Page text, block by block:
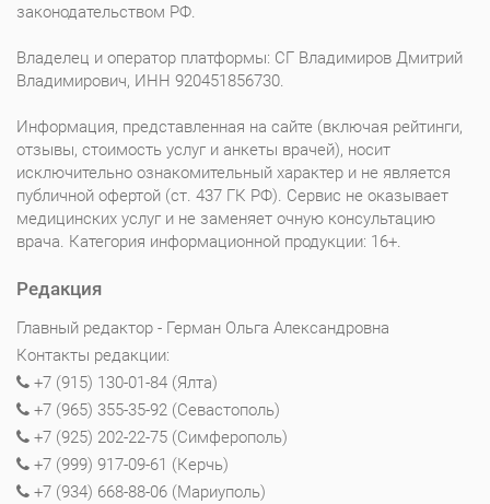
законодательством РФ.
Владелец и оператор платформы: СГ Владимиров Дмитрий
Владимирович, ИНН 920451856730.
Информация, представленная на сайте (включая рейтинги,
отзывы, стоимость услуг и анкеты врачей), носит
исключительно ознакомительный характер и не является
публичной офертой (ст. 437 ГК РФ). Сервис не оказывает
медицинских услуг и не заменяет очную консультацию
врача. Категория информационной продукции: 16+.
Редакция
Главный редактор - Герман Ольга Александровна
Контакты редакции:
+7 (915) 130-01-84 (Ялта)
+7 (965) 355-35-92 (Севастополь)
+7 (925) 202-22-75 (Симферополь)
+7 (999) 917-09-61 (Керчь)
+7 (934) 668-88-06 (Мариуполь)